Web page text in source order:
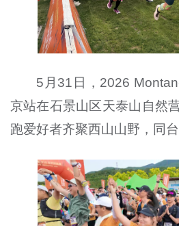
5月31日，2026
京站在石景山区天泰山自然
跑爱好者齐聚西山山野，同台